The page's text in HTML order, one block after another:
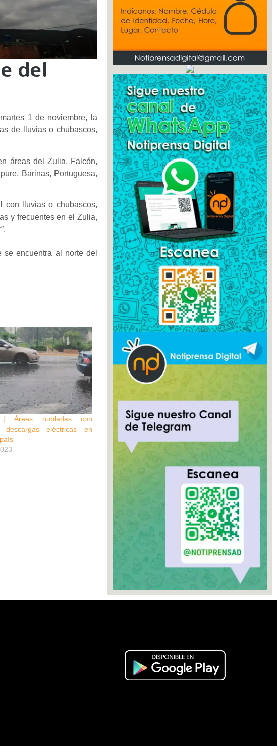
del
1 de noviembre, la
de lluvias o chubascos,
áreas del Zulia, Falcón,
Barinas, Portuguesa,
con lluvias o chubascos,
y frecuentes en el Zulia,
encuentra al norte del
| Áreas nubladas con
descargas eléctricas en